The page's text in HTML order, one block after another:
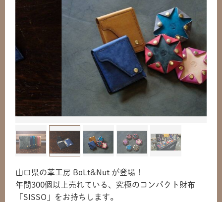
山口県の革工房 BoLt&Nut が登場！
年間300個以上売れている、究極のコンパクト財布
「SISSO」をお持ちします。